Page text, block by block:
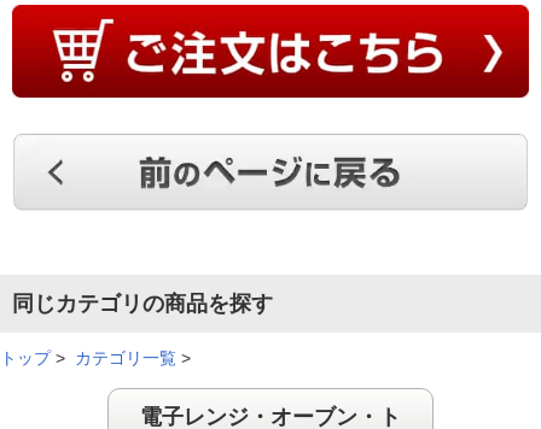
感動した
（北海道
います。
福井県 60代
同じカテゴリの商品を探す
トップ> カテゴリ一覧 >
電子レンジ・オーブン・ト